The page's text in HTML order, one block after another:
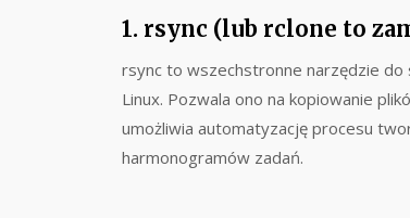
1. rsync (lub rclone to
rsync to wszechstronne narzędzie do
Linux. Pozwala ono na kopiowanie
umożliwia automatyzację procesu
harmonogramów zadań.